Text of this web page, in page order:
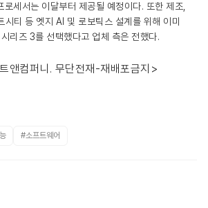
세서는 이달부터 제공될 예정이다. 또한 제조,
시티 등 엣지 AI 및 로보틱스 설계를 위해 이미
리즈 3를 선택했다고 업체 측은 전했다.
앤컴퍼니. 무단전재-재배포금지>
#소프트웨어